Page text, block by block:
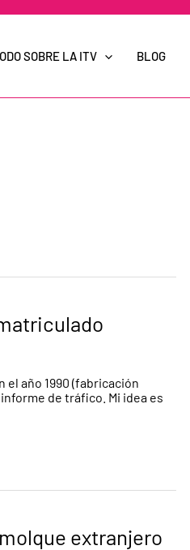
SOBRE LA ITV BLOG
año 1990 (fabricación
de tráfico. Mi idea es
extranjero